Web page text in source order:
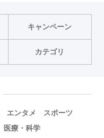
キャンペーン
カテゴリ
エンタメ
スポーツ
医療・科学